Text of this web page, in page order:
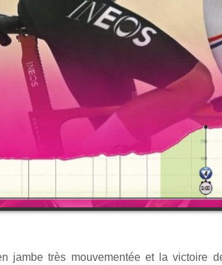
jambe très mouvementée et la victoire